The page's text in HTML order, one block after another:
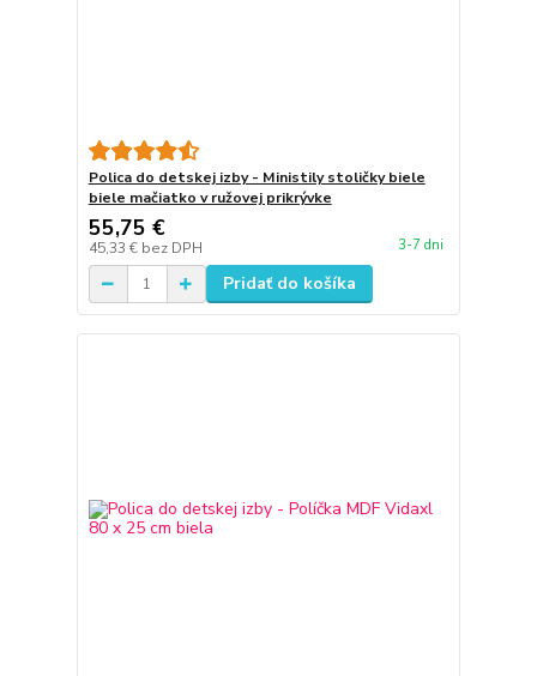
Polica do detskej izby - Ministily stoličky biele
biele mačiatko v ružovej prikrývke
55,75 €
45,33 € bez DPH 3-7 dni
Pridať do košíka